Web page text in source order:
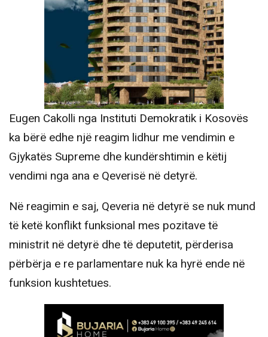
Eugen Cakolli nga Instituti Demokratik i Kosovës
ka bërë edhe një reagim lidhur me vendimin e
Gjykatës Supreme dhe kundërshtimin e këtij
vendimi nga ana e Qeverisë në detyrë.
Në reagimin e saj, Qeveria në detyrë se nuk mund
të ketë konflikt funksional mes pozitave të
ministrit në detyrë dhe të deputetit, përderisa
përbërja e re parlamentare nuk ka hyrë ende në
funksion kushtetues.